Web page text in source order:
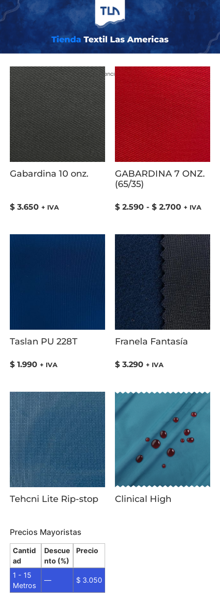
Inicio/ COLOR del producto / Azul Francia
Gabardina 10 onz.
$ 3.650 + IVA
GABARDINA 7 ONZ.
(65/35)
$ 2.590 - $ 2.700 + IVA
Taslan PU 228T
$ 1.990 + IVA
Franela Fantasía
$ 3.290 + IVA
Tehcni Lite Rip-stop
Precios Mayoristas
Cantid
ad
Descue
nto (%)
Precio
1 - 15
Metros
— $ 3.050
Clinical High